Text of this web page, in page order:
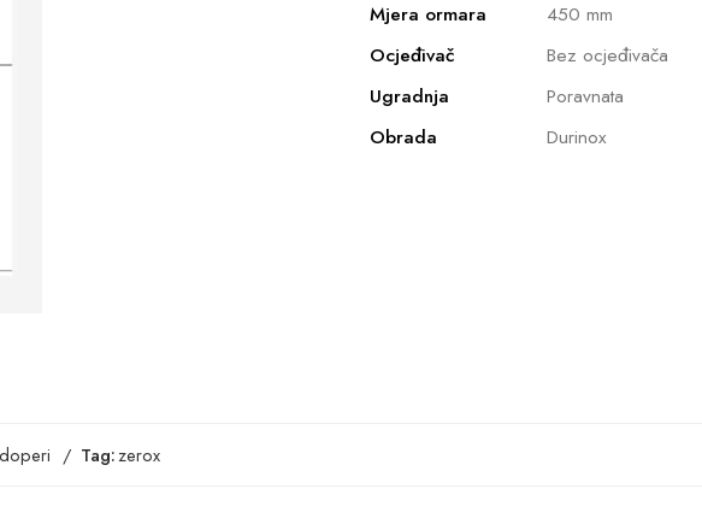
Mjera ormara
450 mm
Ocjeđivač
Bez ocjeđivača
Ugradnja
Poravnata
Obrada
Durinox
Tag:zerox